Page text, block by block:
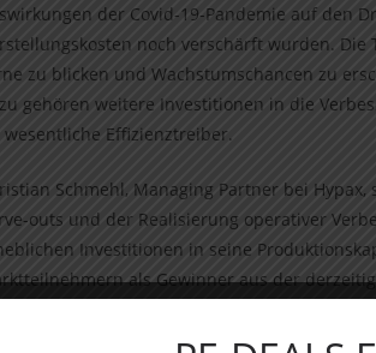
der Covid-19-Pandemie auf den
noch verschärft wurden.
zu blicken und Wachstumschancen zu
gehören weitere Investitionen in die
wesentliche Effizienztreiber.
Schmehl, Managing Partner bei
outs und der Realisierung operativer
Investitionen in seine
als Gewinner aus der
Anbieter im gewerblichen Druckbereich